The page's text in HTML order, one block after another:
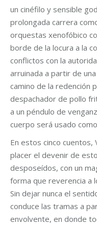
un cinéfilo y sensible
prolongada carrera
orquestas xenofóbico
borde de la locura a la
conflictos con la
arruinada a partir de
camino de la redención
despachador de pollo
a un péndulo de
cuerpo será usado
En estos cinco cuentos,
placer el devenir de
desposeídos, con un
forma que reverencia a
Sin dejar nunca el
conduce las tramas a
envolvente, en donde